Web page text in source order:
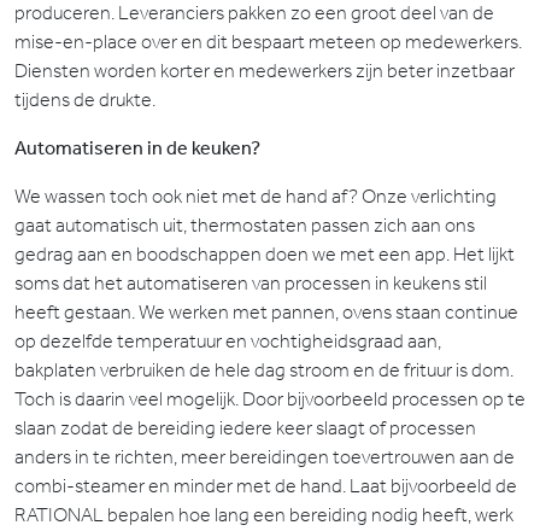
produceren. Leveranciers pakken zo een groot deel van de
mise-en-place over en dit bespaart meteen op medewerkers.
Diensten worden korter en medewerkers zijn beter inzetbaar
tijdens de drukte.
Automatiseren in de keuken?
We wassen toch ook niet met de hand af? Onze verlichting
gaat automatisch uit, thermostaten passen zich aan ons
gedrag aan en boodschappen doen we met een app. Het lijkt
soms dat het automatiseren van processen in keukens stil
heeft gestaan. We werken met pannen, ovens staan continue
op dezelfde temperatuur en vochtigheidsgraad aan,
bakplaten verbruiken de hele dag stroom en de frituur is dom.
Toch is daarin veel mogelijk. Door bijvoorbeeld processen op te
slaan zodat de bereiding iedere keer slaagt of processen
anders in te richten, meer bereidingen toevertrouwen aan de
combi-steamer en minder met de hand. Laat bijvoorbeeld de
RATIONAL bepalen hoe lang een bereiding nodig heeft, werk